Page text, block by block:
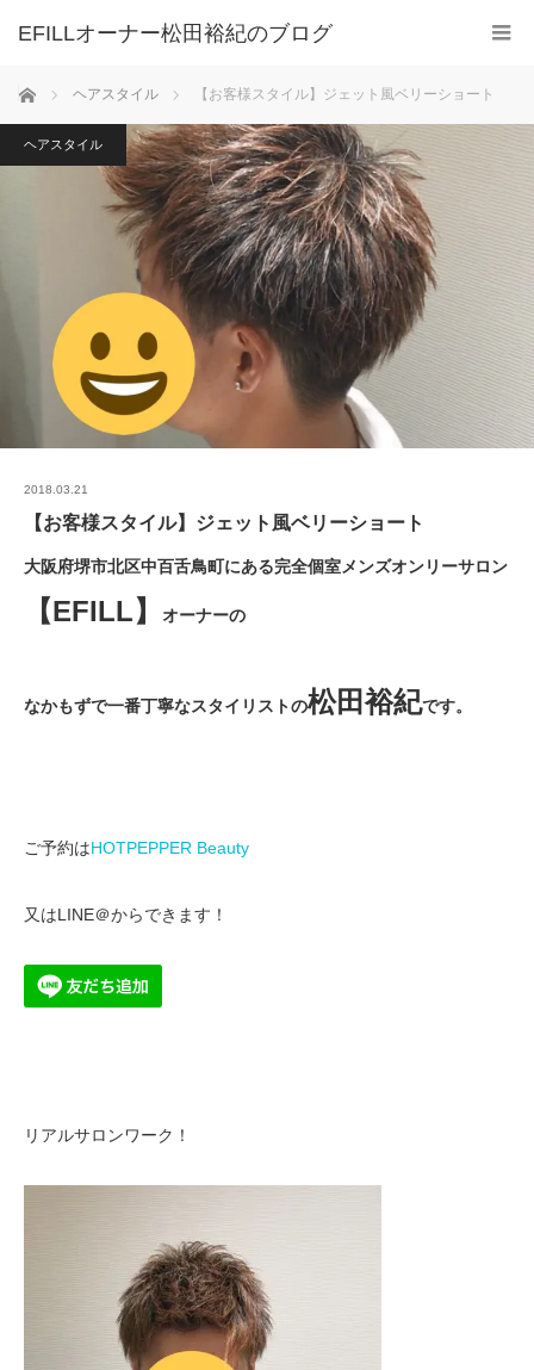
ホーム ヘアスタイル 【お客様スタイル】ジェット風ベリーショート
ヘアスタイル
2018.03.21
【お客様スタイル】ジェット風ベリーショート
大阪府堺市北区中百舌鳥町にある完全個室メンズオンリーサロン
【EFILL】 オーナーの
なかもずで一番丁寧なスタイリストの松田裕紀です。
ご予約はHOTPEPPER Beauty
又はLINE＠からできます！
リアルサロンワーク！